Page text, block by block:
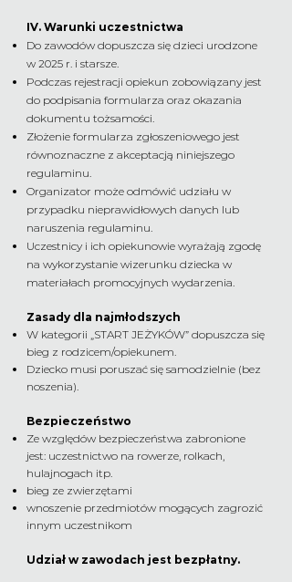
IV. Warunki uczestnictwa
Do zawodów dopuszcza się dzieci urodzone
w 2025 r. i starsze.
Podczas rejestracji opiekun zobowiązany jest
do podpisania formularza oraz okazania
dokumentu tożsamości.
Złożenie formularza zgłoszeniowego jest
równoznaczne z akceptacją niniejszego
regulaminu.
Organizator może odmówić udziału w
przypadku nieprawidłowych danych lub
naruszenia regulaminu.
Uczestnicy i ich opiekunowie wyrażają zgodę
na wykorzystanie wizerunku dziecka w
materiałach promocyjnych wydarzenia.
Zasady dla najmłodszych
W kategorii „START JEŻYKÓW” dopuszcza się
bieg z rodzicem/opiekunem.
Dziecko musi poruszać się samodzielnie (bez
noszenia).
Bezpieczeństwo
Ze względów bezpieczeństwa zabronione
jest: uczestnictwo na rowerze, rolkach,
hulajnogach itp.
bieg ze zwierzętami
wnoszenie przedmiotów mogących zagrozić
innym uczestnikom
Udział w zawodach jest bezpłatny.